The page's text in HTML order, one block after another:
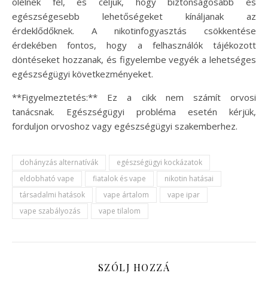
egészségesebb lehetőségeket kínáljanak az
érdeklődőknek. A nikotinfogyasztás csökkentése
érdekében fontos, hogy a felhasználók tájékozott
döntéseket hozzanak, és figyelembe vegyék a lehetséges
egészségügyi következményeket.
**Figyelmeztetés:** Ez a cikk nem számít orvosi
tanácsnak. Egészségügyi probléma esetén kérjük,
forduljon orvoshoz vagy egészségügyi szakemberhez.
dohányzás alternatívák
egészségügyi kockázatok
eldobható vape
fiatalok és vape
nikotin hatásai
társadalmi hatások
vape ártalom
vape ipar
vape szabályozás
vape tilalom
SZÓLJ HOZZÁ